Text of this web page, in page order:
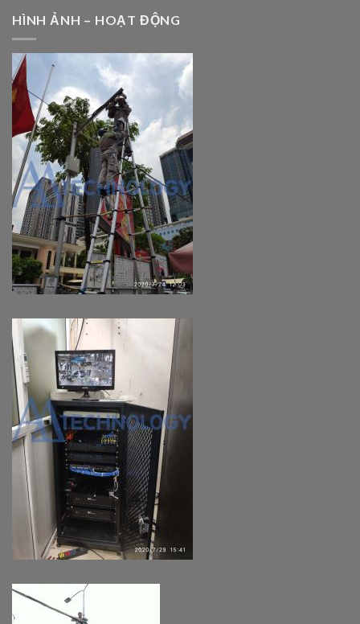
HÌNH ẢNH – HOẠT ĐỘNG